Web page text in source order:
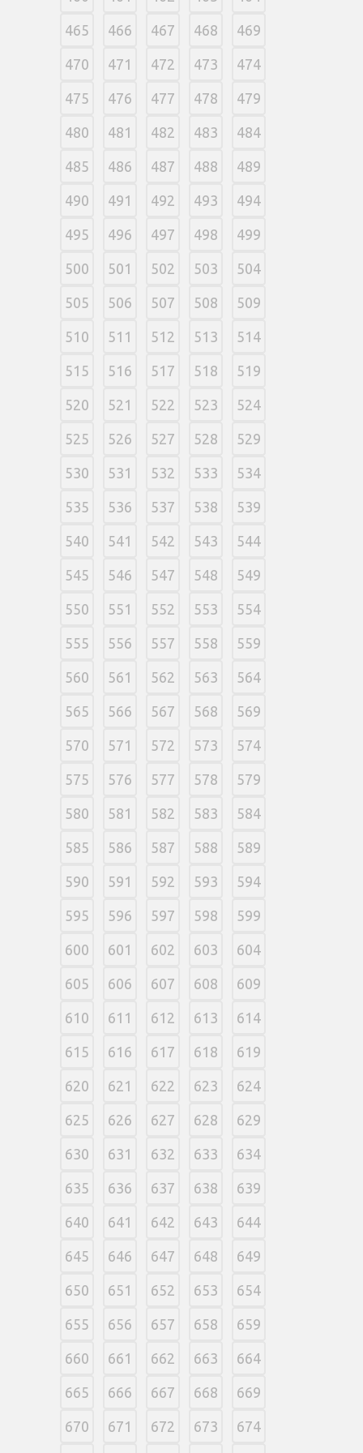
465 466 467 468 469
470 471 472 473 474
475 476 477 478 479
480 481 482 483 484
485 486 487 488 489
490 491 492 493 494
495 496 497 498 499
500 501 502 503 504
505 506 507 508 509
510 511 512 513 514
515 516 517 518 519
520 521 522 523 524
525 526 527 528 529
530 531 532 533 534
535 536 537 538 539
540 541 542 543 544
545 546 547 548 549
550 551 552 553 554
555 556 557 558 559
560 561 562 563 564
565 566 567 568 569
570 571 572 573 574
575 576 577 578 579
580 581 582 583 584
585 586 587 588 589
590 591 592 593 594
595 596 597 598 599
600 601 602 603 604
605 606 607 608 609
610 611 612 613 614
615 616 617 618 619
620 621 622 623 624
625 626 627 628 629
630 631 632 633 634
635 636 637 638 639
640 641 642 643 644
645 646 647 648 649
650 651 652 653 654
655 656 657 658 659
660 661 662 663 664
665 666 667 668 669
670 671 672 673 674